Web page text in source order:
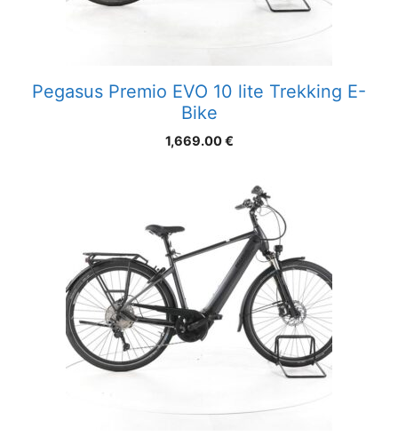
Pegasus Premio EVO 10 lite Trekking E-
Bike
1,669.00€